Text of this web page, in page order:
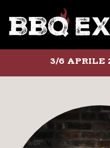
3/6 APRILE